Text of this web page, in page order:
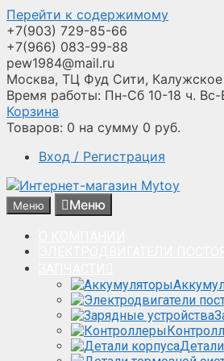
Перейти к содержимому
+7(903) 729-85-66
+7(966) 083-99-88
pew1984@mail.ru
Москва, ТЦ Фуд Сити,
Время работы: Пн-Сб 10-18 ч.
Корзина
Товаров: 0 на сумму 0 руб.
Вход / Регистрация
Меню Меню